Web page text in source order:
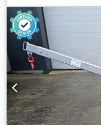
Stāvoklis: gatavs
stāvoklis: ļoti labs
545/4/600; garums: 4000